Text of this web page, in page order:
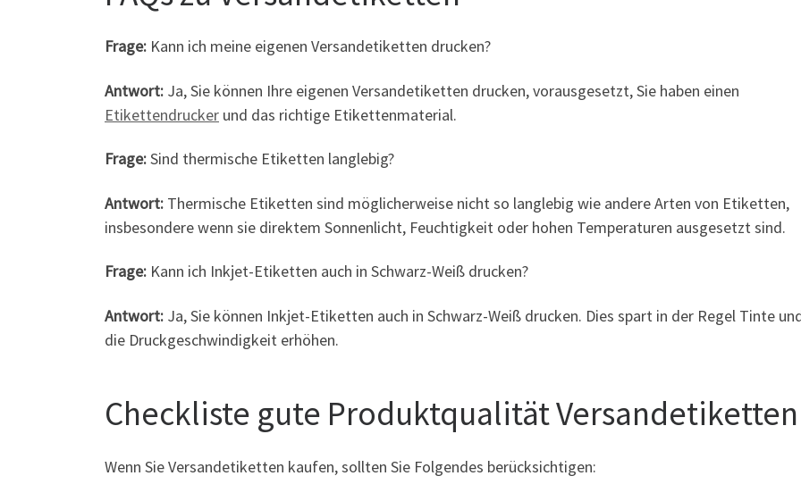
Frage: Kann ich meine eigenen Versandetiketten drucken?
Antwort: Ja, Sie können Ihre eigenen Versandetiketten drucken, vorausgesetzt, Sie haben einen
Etikettendrucker und das richtige Etikettenmaterial.
Frage:Sind thermische Etiketten langlebig?
Antwort: Thermische Etiketten sind möglicherweise nicht so langlebig wie andere Arten von Etiketten,
insbesondere wenn sie direktem Sonnenlicht, Feuchtigkeit oder hohen Temperaturen ausgesetzt sind.
Frage: Kann ich Inkjet-Etiketten auch in Schwarz-Weiß drucken?
Antwort: Ja, Sie können Inkjet-Etiketten auch in Schwarz-Weiß drucken. Dies spart in der Regel Tinte
die Druckgeschwindigkeit erhöhen.
Checkliste gute Produktqualität Versandetiketten
Wenn Sie Versandetiketten kaufen, sollten Sie Folgendes berücksichtigen: